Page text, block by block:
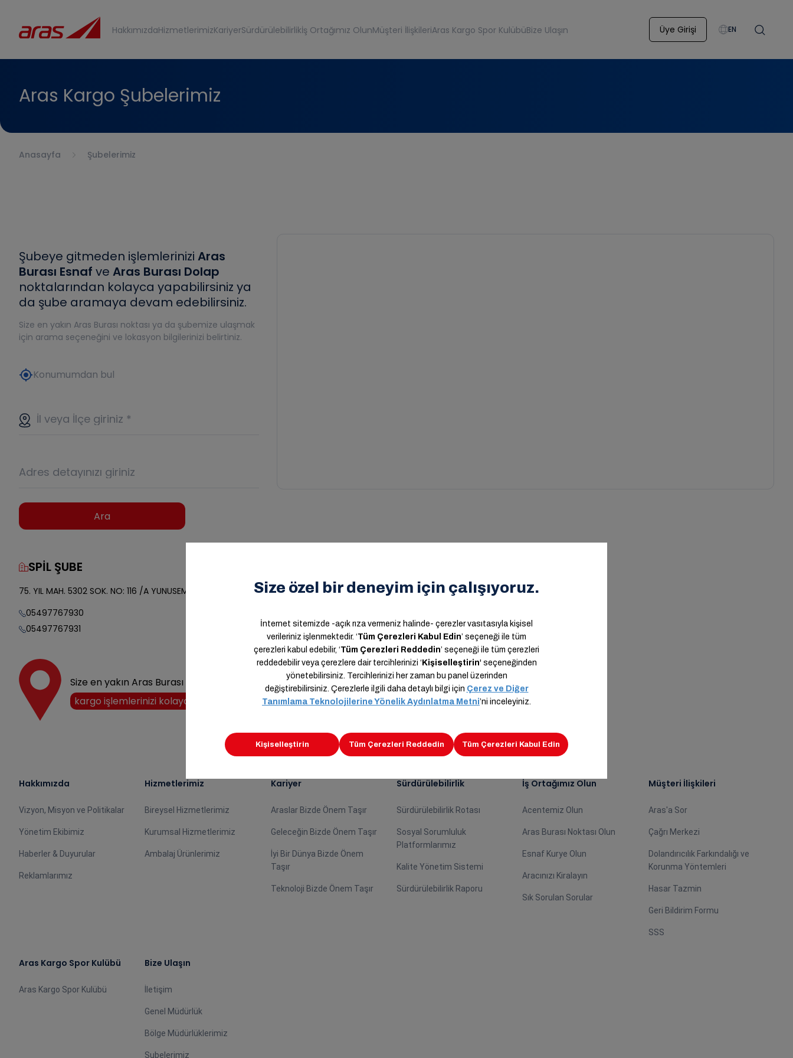
HakkımızdaHizmetlerimizKariyerSürdürülebilirlikİş Ortağımız OlunMüşteri İlişkileriAras Kargo Spor KulübüBize Ulaşın Üye Girişi EN
Aras Kargo Şubelerimiz
Anasayfa Şubelerimiz
Şubeye gitmeden işlemlerinizi Aras
Burası Esnaf ve Aras Burası Dolap
noktalarından kolayca yapabilirsiniz ya
da şube aramaya devam edebilirsiniz.
Size en yakın Aras Burası noktası ya da şubemize ulaşmak
için arama seçeneğini ve lokasyon bilgilerinizi belirtiniz.
my_locationKonumumdan bul
İl veya İlçe giriniz *
Adres detayınızı giriniz
Ara
SPİL ŞUBE
75. YIL MAH. 5302 SOK. NO: 116 /A YUNUSEMRE/ MANİSA
05497767930
05497767931
Size en yakın Aras Burası noktasını keşfedin,
kargo işlemlerinizi kolayca halledin!
Hakkımızda
Vizyon, Misyon ve Politikalar
Yönetim Ekibimiz
Haberler & Duyurular
Reklamlarımız
Hizmetlerimiz
Bireysel Hizmetlerimiz
Kurumsal Hizmetlerimiz
Ambalaj Ürünlerimiz
Kariyer
Araslar Bizde Önem Taşır
Geleceğin Bizde Önem Taşır
İyi Bir Dünya Bizde Önem
Taşır
Teknoloji Bizde Önem Taşır
Sürdürülebilirlik
Sürdürülebilirlik Rotası
Sosyal Sorumluluk
Platformlarımız
Kalite Yönetim Sistemi
Sürdürülebilirlik Raporu
İş Ortağımız Olun
Acentemiz Olun
Aras Burası Noktası Olun
Esnaf Kurye Olun
Aracınızı Kiralayın
Sık Sorulan Sorular
Müşteri İlişkileri
Aras'a Sor
Çağrı Merkezi
Dolandırıcılık Farkındalığı ve
Korunma Yöntemleri
Hasar Tazmin
Geri Bildirim Formu
SSS
Aras Kargo Spor Kulübü
Aras Kargo Spor Kulübü
Bize Ulaşın
İletişim
Genel Müdürlük
Bölge Müdürlüklerimiz
Şubelerimiz